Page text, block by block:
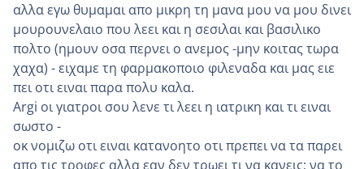
αλλα εγω θυμαμαι απο μικρη τη μανα μου να μου δινει
μουρουνελαιο που λεει και η σεσιλαι και βασιλικο
πολτο (ημουν οσα περνει ο ανεμος -μην κοιτας τωρα
χαχα) - ειχαμε τη φαρμακοποιο φιλεναδα και μας ειε
πει οτι ειναι παρα πολυ καλα.
Argi οι γιατροι σου λενε τι λεει η ιατρικη και τι ειναι
σωστο -
οκ νομιζω οτι ειναι κατανοητο οτι πρεπει να τα παρει
απο τις τροφες αλλα εαν δεν τρωει τι να κανεις; να το